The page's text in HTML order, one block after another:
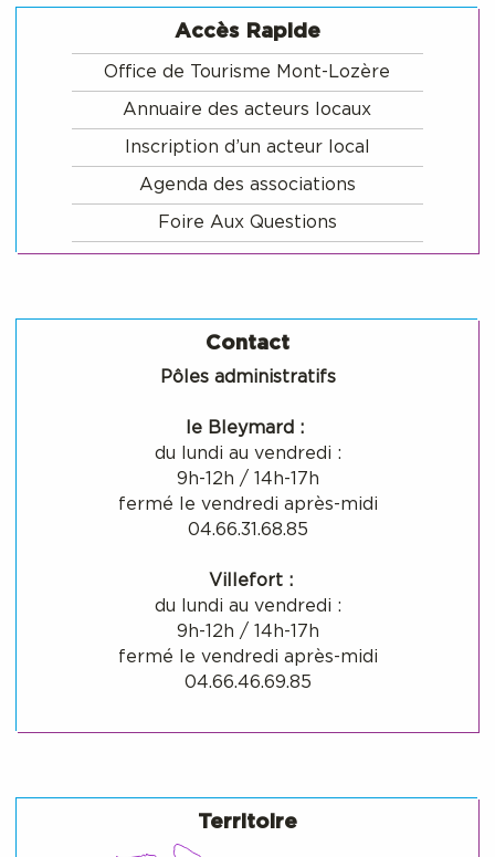
Accès Rapide
Office de Tourisme Mont-Lozère
Annuaire des acteurs locaux
Inscription d’un acteur local
Agenda des associations
Foire Aux Questions
Contact
Pôles administratifs
le Bleymard :
du lundi au vendredi :
9h-12h / 14h-17h
fermé le vendredi après-midi
04.66.31.68.85
Villefort :
du lundi au vendredi :
9h-12h / 14h-17h
fermé le vendredi après-midi
04.66.46.69.85
Territoire